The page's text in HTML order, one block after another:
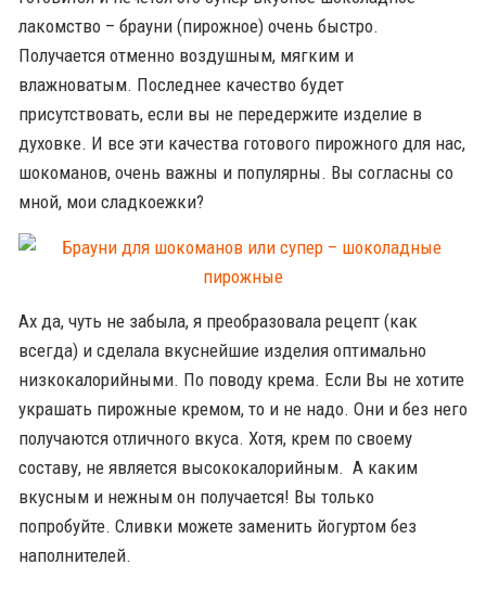
лакомство – брауни (пирожное) очень быстро.
Получается отменно воздушным, мягким и
влажноватым. Последнее качество будет
присутствовать, если вы не передержите изделие в
духовке. И все эти качества готового пирожного для нас,
шокоманов, очень важны и популярны. Вы согласны со
мной, мои сладкоежки?
Ах да, чуть не забыла, я преобразовала рецепт (как
всегда) и сделала вкуснейшие изделия оптимально
низкокалорийными. По поводу крема. Если Вы не хотите
украшать пирожные кремом, то и не надо. Они и без него
получаются отличного вкуса. Хотя, крем по своему
составу, не является высококалорийным. А каким
вкусным и нежным он получается! Вы только
попробуйте. Сливки можете заменить йогуртом без
наполнителей.